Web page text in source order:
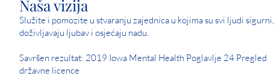
Naša vizija
Služite i pomozite u stvaranju zajednica u kojima su svi ljudi sigurni,
doživljavaju ljubav i osjećaju nadu.
Savršen rezultat: 2019 Iowa Mental Health Poglavlje 24 Pregled
državne licence